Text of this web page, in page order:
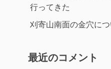
行ってきた
刈寄山南面の金穴につ
最近のコメント